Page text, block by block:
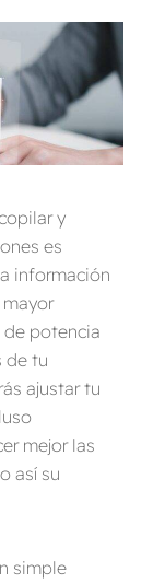
y
es
información
de potencia
de tu
ajustar tu
mejor las
así su
simple